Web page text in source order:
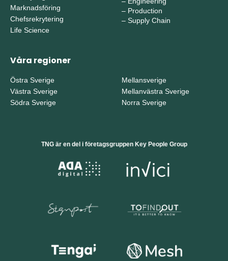
Marknadsföring
Chefsrekrytering
Life Science
– Production
– Supply Chain
Våra regioner
Östra Sverige
Västra Sverige
Södra Sverige
Mellansverige
Mellanvästra Sverige
Norra Sverige
TNG är en del i företagsgruppen Key People Group